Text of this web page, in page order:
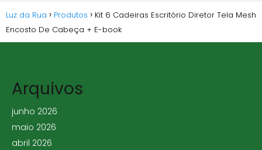
Luz da Rua Produtos
Kit 6 Cadeiras Escritório Diretor Tela Mesh
Encosto De Cabeça + E-book
Arquivos
junho 2026
maio 2026
abril 2026